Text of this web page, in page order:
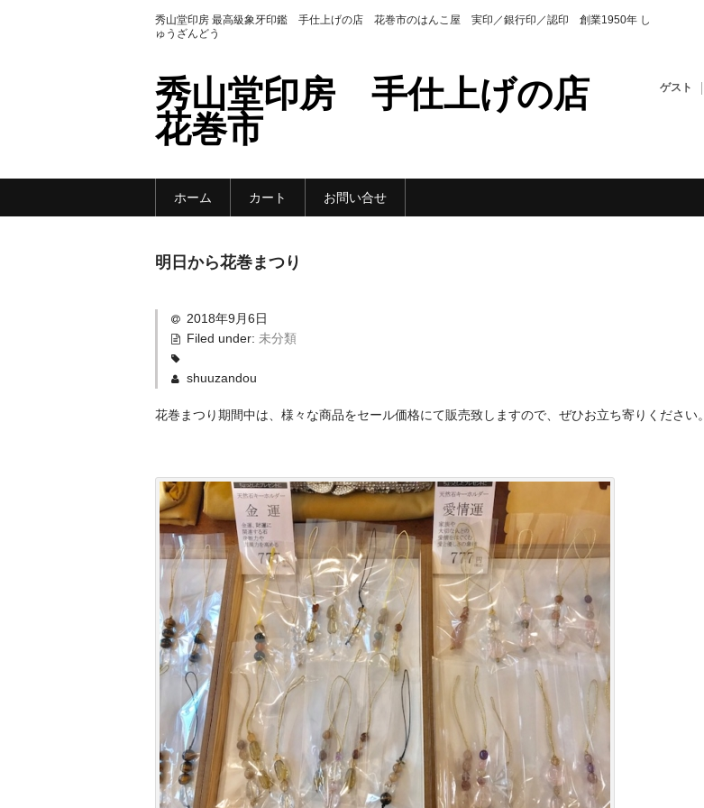
秀山堂印房 最高級象牙印鑑 手仕上げの店 花巻市のはんこ屋 実印／銀行印／認印 創業1950年 し
ゅうざんどう
秀山堂印房 手仕上げの店
花巻市
ゲスト
ホーム カート お問い合せ
明日から花巻まつり
2018年9月6日
Filed under: 未分類
shuuzandou
花巻まつり期間中は、様々な商品をセール価格にて販売致しますので、ぜひお立ち寄りください。